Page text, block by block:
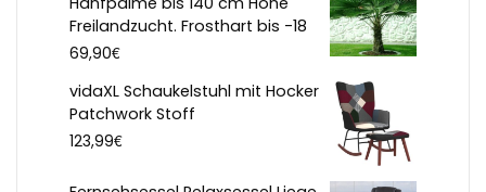
Freilandzucht. Frosthart bis -18
69,90€
vidaXL Schaukelstuhl mit Hocker
Patchwork Stoff
123,99€